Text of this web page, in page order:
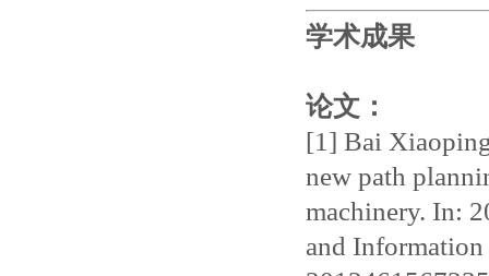
学术成果
论文：
[1] Bai
new path
machinery. In:
and